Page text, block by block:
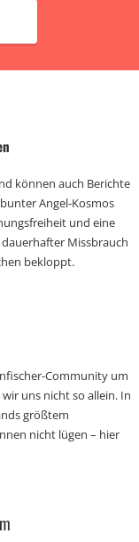
können auch Berichte
Angel-Kosmos
und eine
Missbrauch
bekloppt.
Community um
uns nicht so allein. In
größtem
nicht lügen – hier